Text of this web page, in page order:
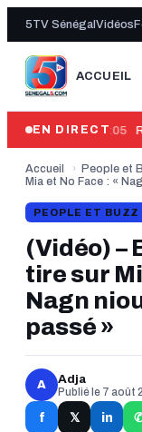
5TV Sénégal Vidéos
ACCUEIL
EN DIRECT14:05
Accueil › People et
Mia et No Face : «
PEOPLE ET BUZZ
(Vidéo) –
tire sur
Nagn
passé »
A Adja
Publié le 7 août
f 𝕏 in